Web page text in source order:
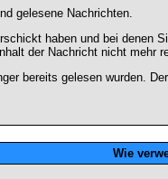
gelesene Nachrichten.
haben und bei denen
der Nachricht nicht mehr
bereits gelesen wurden.
Wie